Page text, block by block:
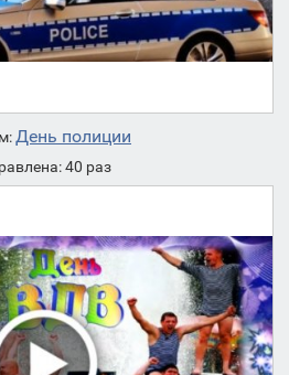
День полиции
40 раз